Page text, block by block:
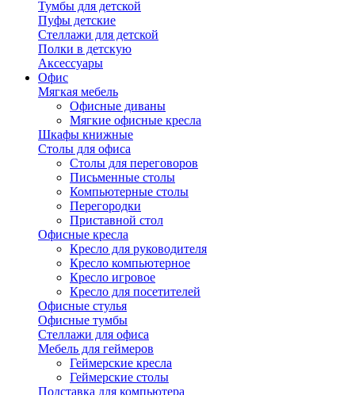
Тумбы для детской
Пуфы детские
Стеллажи для детской
Полки в детскую
Аксессуары
Офис
Мягкая мебель
Офисные диваны
Мягкие офисные кресла
Шкафы книжные
Столы для офиса
Столы для переговоров
Письменные столы
Компьютерные столы
Перегородки
Приставной стол
Офисные кресла
Кресло для руководителя
Кресло компьютерное
Кресло игровое
Кресло для посетителей
Офисные стулья
Офисные тумбы
Стеллажи для офиса
Мебель для геймеров
Геймерские кресла
Геймерские столы
Подставка для компьютера